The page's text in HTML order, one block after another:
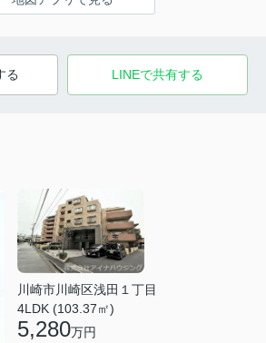
る LINEで共有する
川崎市川崎区浅田１丁目
4LDK (103.37㎡)
5,280万円